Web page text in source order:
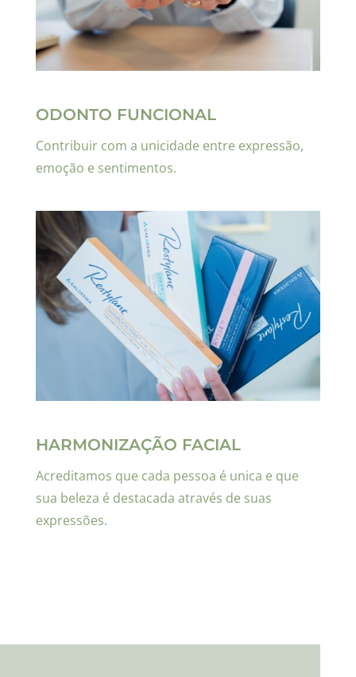
ODONTO FUNCIONAL
Contribuir com a unicidade entre expressão,
emoção e sentimentos.
HARMONIZAÇÃO FACIAL
Acreditamos que cada pessoa é unica e que
sua beleza é destacada através de suas
expressões.